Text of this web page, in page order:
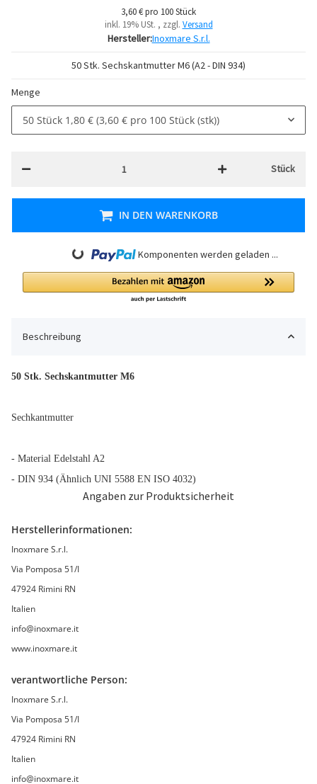
3,60 € pro 100 Stück
inkl. 19% USt. , zzgl. Versand
Hersteller:Inoxmare S.r.l.
50 Stk. Sechskantmutter M6 (A2 - DIN 934)
Menge
50 Stück 1,80 € (3,60 € pro 100 Stück (stk))
Stück
IN DEN WARENKORB
Loading... Komponenten werden geladen ...
Beschreibung
50 Stk. Sechskantmutter M6
Sechkantmutter
- Material Edelstahl A2
- DIN 934 (Ähnlich UNI 5588 EN ISO 4032)
Angaben zur Produktsicherheit
Herstellerinformationen:
Inoxmare S.r.l.
Via Pomposa 51/I
47924 Rimini RN
Italien
info@inoxmare.it
www.inoxmare.it
verantwortliche Person:
Inoxmare S.r.l.
Via Pomposa 51/I
47924 Rimini RN
Italien
info@inoxmare.it